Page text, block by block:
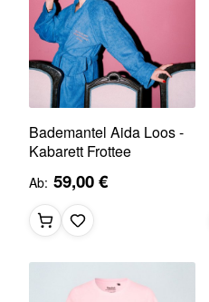
Bademantel Aida Loos -
Kabarett Frottee
Ab 59,00 €